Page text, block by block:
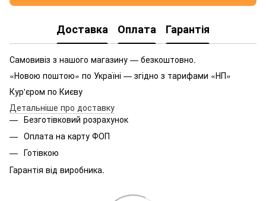
Доставка Оплата Гарантія
Самовивіз з нашого магазину — безкоштовно.
«Новою поштою» по Україні — згідно з тарифами «НП»
Кур'єром по Києву
Детальніше про доставку
Безготівковий розрахунок
Оплата на карту ФОП
Готівкою
Гарантія від виробника.